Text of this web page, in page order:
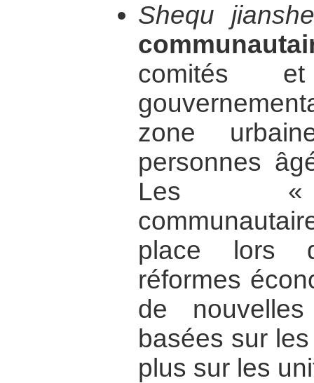
Shequ jianshe
comités
zone
personnes
Les «
place lors
réformes
de
basées sur
plus sur les